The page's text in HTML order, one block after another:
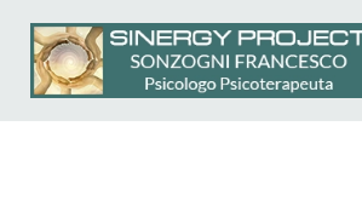
Passa
al
contenuto